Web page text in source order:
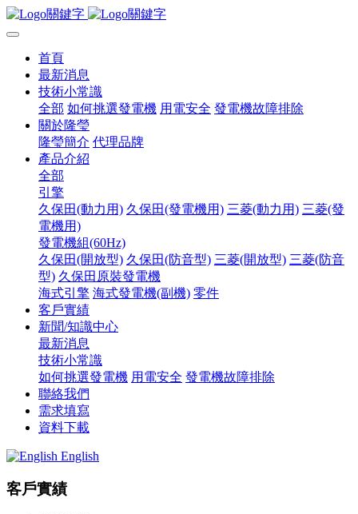
首頁
最新消息
技術小常識
全部 如何挑選發電機 用電安全 發電機故障排除
關於隆瑩
隆瑩簡介 代理品牌
產品介紹
全部
引擎
久保田(動力用) 久保田(發電機用) 三菱(動力用) 三菱(發
電機用)
發電機組(60Hz)
久保田(開放型) 久保田(防音型) 三菱(開放型) 三菱(防音
型) 久保田原裝發電機
海式引擎 海式發電機(副機) 零件
客戶實績
新聞/知識中心
最新消息
技術小常識
如何挑選發電機 用電安全 發電機故障排除
聯絡我們
需求填寫
資料下載
English
客戶實績